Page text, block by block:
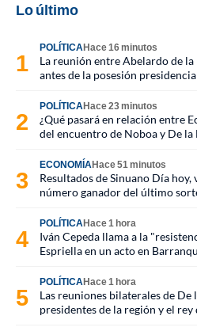
Lo último
POLÍTICAHace 16 minutos
La reunión entre Abelardo de
antes de la posesión
POLÍTICAHace 23 minutos
¿Qué pasará en relación entre
del encuentro de Noboa y De la
ECONOMÍAHace 51 minutos
Resultados de Sinuano Día
número ganador del último
POLÍTICAHace 1 hora
Iván Cepeda llama a la
Espriella en un acto en
POLÍTICAHace 1 hora
Las reuniones bilaterales de
presidentes de la región y el rey